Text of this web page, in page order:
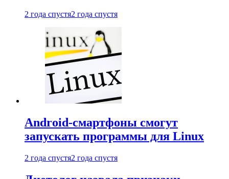
2 года спустя2 года спустя
Android-смартфоны смогут
запускать программы для Linux
2 года спустя2 года спустя